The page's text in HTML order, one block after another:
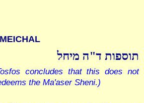
תוספות ד"ה מיחל
concludes that this does not
the Ma'aser Sheni.)